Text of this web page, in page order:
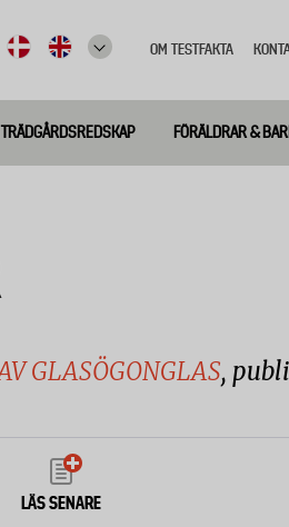
meny
OM TESTFAKTA
FÖRÄLDRAR &
GLASÖGONGLAS,
LÄS SENARE